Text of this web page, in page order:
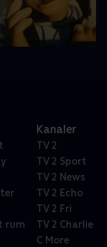
rum
Kanaler
TV 2
TV 2 Sport
TV 2 News
TV 2 Echo
TV 2 Fri
TV 2 Charlie
C More